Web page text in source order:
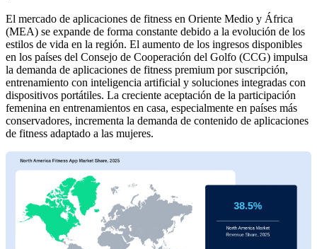
El mercado de aplicaciones de fitness en Oriente Medio y África
(MEA) se expande de forma constante debido a la evolución de los
estilos de vida en la región. El aumento de los ingresos disponibles
en los países del Consejo de Cooperación del Golfo (CCG) impulsa
la demanda de aplicaciones de fitness premium por suscripción,
entrenamiento con inteligencia artificial y soluciones integradas con
dispositivos portátiles. La creciente aceptación de la participación
femenina en entrenamientos en casa, especialmente en países más
conservadores, incrementa la demanda de contenido de aplicaciones
de fitness adaptado a las mujeres.